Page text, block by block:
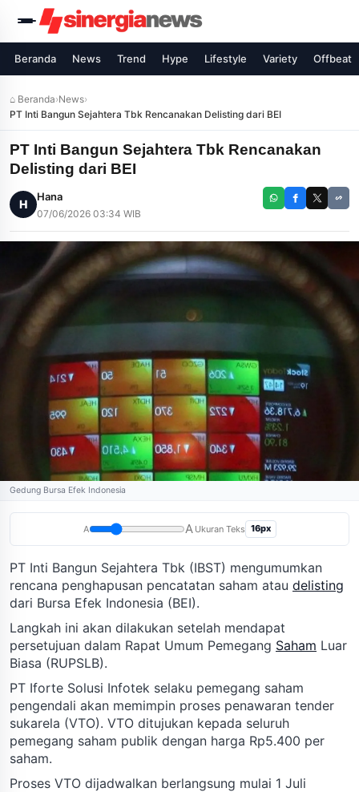
Beranda News Trend Hype Lifestyle Variety Offbeat
⌂ Beranda›News›
PT Inti Bangun Sejahtera Tbk Rencanakan Delisting dari BEI
PT Inti Bangun Sejahtera Tbk Rencanakan
Delisting dari BEI
H
Hana
07/06/2026 03:34 WIB
Gedung Bursa Efek Indonesia
A A Ukuran Teks 16px
PT Inti Bangun Sejahtera Tbk (IBST) mengumumkan
rencana penghapusan pencatatan saham atau delisting
dari Bursa Efek Indonesia (BEI).
Langkah ini akan dilakukan setelah mendapat
persetujuan dalam Rapat Umum Pemegang Saham Luar
Biasa (RUPSLB).
PT Iforte Solusi Infotek selaku pemegang saham
pengendali akan memimpin proses penawaran tender
sukarela (VTO). VTO ditujukan kepada seluruh
pemegang saham publik dengan harga Rp5.400 per
saham.
Proses VTO dijadwalkan berlangsung mulai 1 Juli